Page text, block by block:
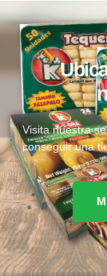
Visita nuestra
conseguir una